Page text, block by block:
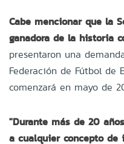
Cabe mencionar que la
ganadora de la historia
presentaron una
Federación de Fútbol de
comenzará en mayo de
"Durante más de 20
a cualquier concepto de